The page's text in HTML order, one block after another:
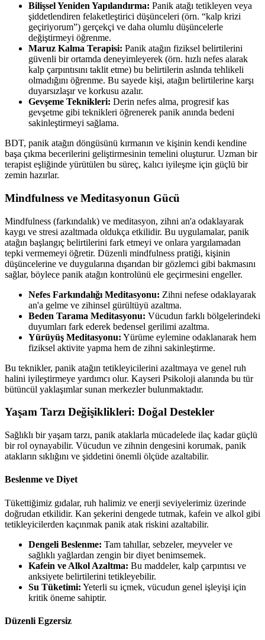
Bilişsel Yeniden Yapılandırma: Panik atağı tetikleyen veya
şiddetlendiren felaketleştirici düşünceleri (örn. “kalp krizi
geçiriyorum”) gerçekçi ve daha olumlu düşüncelerle
değiştirmeyi öğrenme.
Maruz Kalma Terapisi: Panik atağın fiziksel belirtilerini
güvenli bir ortamda deneyimleyerek (örn. hızlı nefes alarak
kalp çarpıntısını taklit etme) bu belirtilerin aslında tehlikeli
olmadığını öğrenme. Bu sayede kişi, atağın belirtilerine karşı
duyarsızlaşır ve korkusu azalır.
Gevşeme Teknikleri: Derin nefes alma, progresif kas
gevşetme gibi teknikleri öğrenerek panik anında bedeni
sakinleştirmeyi sağlama.
BDT, panik atağın döngüsünü kırmanın ve kişinin kendi kendine
başa çıkma becerilerini geliştirmesinin temelini oluşturur. Uzman bir
terapist eşliğinde yürütülen bu süreç, kalıcı iyileşme için güçlü bir
zemin hazırlar.
Mindfulness ve Meditasyonun Gücü
Mindfulness (farkındalık) ve meditasyon, zihni an'a odaklayarak
kaygı ve stresi azaltmada oldukça etkilidir. Bu uygulamalar, panik
atağın başlangıç belirtilerini fark etmeyi ve onlara yargılamadan
tepki vermemeyi öğretir. Düzenli mindfulness pratiği, kişinin
düşüncelerine ve duygularına dışarıdan bir gözlemci gibi bakmasını
sağlar, böylece panik atağın kontrolünü ele geçirmesini engeller.
Nefes Farkındalığı Meditasyonu: Zihni nefese odaklayarak
an'a gelme ve zihinsel gürültüyü azaltma.
Beden Tarama Meditasyonu: Vücudun farklı bölgelerindeki
duyumları fark ederek bedensel gerilimi azaltma.
Yürüyüş Meditasyonu: Yürüme eylemine odaklanarak hem
fiziksel aktivite yapma hem de zihni sakinleştirme.
Bu teknikler, panik atağın tetikleyicilerini azaltmaya ve genel ruh
halini iyileştirmeye yardımcı olur. Kayseri Psikoloji alanında bu tür
bütüncül yaklaşımlar sunan merkezler bulunmaktadır.
Yaşam Tarzı Değişiklikleri: Doğal Destekler
Sağlıklı bir yaşam tarzı, panik ataklarla mücadelede ilaç kadar güçlü
bir rol oynayabilir. Vücudun ve zihnin dengesini korumak, panik
atakların sıklığını ve şiddetini önemli ölçüde azaltabilir.
Beslenme ve Diyet
Tükettiğimiz gıdalar, ruh halimiz ve enerji seviyelerimiz üzerinde
doğrudan etkilidir. Kan şekerini dengede tutmak, kafein ve alkol gibi
tetikleyicilerden kaçınmak panik atak riskini azaltabilir.
Dengeli Beslenme: Tam tahıllar, sebzeler, meyveler ve
sağlıklı yağlardan zengin bir diyet benimsemek.
Kafein ve Alkol Azaltma: Bu maddeler, kalp çarpıntısı ve
anksiyete belirtilerini tetikleyebilir.
Su Tüketimi: Yeterli su içmek, vücudun genel işleyişi için
kritik öneme sahiptir.
Düzenli Egzersiz